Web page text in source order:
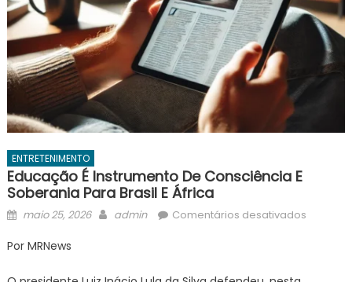
ENTRETENIMENTO
Educação É Instrumento De Consciência E
Soberania Para Brasil E África
Posted
maio 25, 2026 Author
admin Comentários desativadosem
Por MRNews